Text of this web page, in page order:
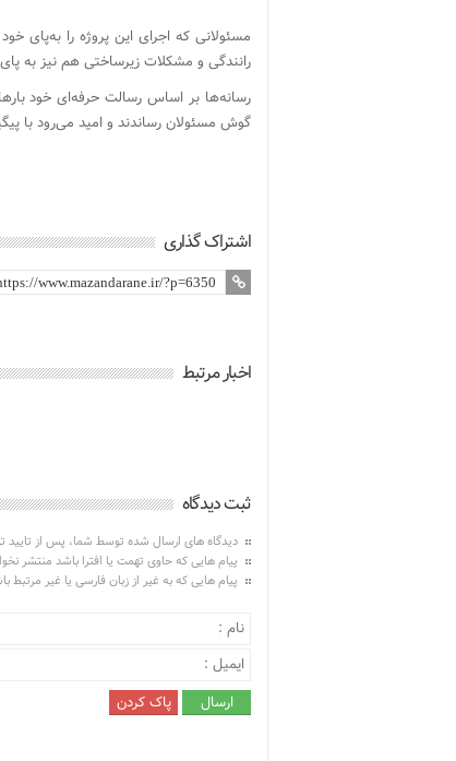
مسئولانی که اجرای این پروژه را به‌پای
رانندگی و مشکلات زیرساختی هم نیز به
رسانه‌ها بر اساس رسالت حرفه‌ای خود
گوش مسئولان رساندند و امید می‌رود با
اشتراک گذاری
اخبار مرتبط
ثبت دیدگاه
دیدگاه های ارسال شده توسط شما، پس از
پیام هایی که حاوی تهمت یا افترا باشد منتشر
پیام هایی که به غیر از زبان فارسی یا غیر